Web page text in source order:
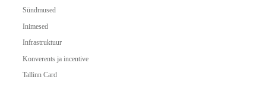
Sündmused
Inimesed
Infrastruktuur
Konverents ja incentive
Tallinn Card